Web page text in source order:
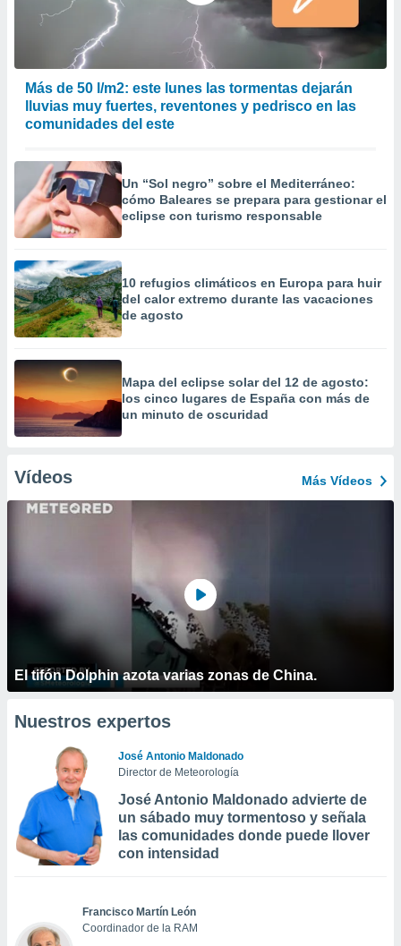
Más de 50 l/m2: este lunes las tormentas dejarán
lluvias muy fuertes, reventones y pedrisco en las
comunidades del este
Un “Sol negro” sobre el Mediterráneo:
cómo Baleares se prepara para gestionar el
eclipse con turismo responsable
10 refugios climáticos en Europa para huir
del calor extremo durante las vacaciones
de agosto
Mapa del eclipse solar del 12 de agosto:
los cinco lugares de España con más de
un minuto de oscuridad
Vídeos Más Vídeos
El tifón Dolphin azota varias zonas de China.
Nuestros expertos
José Antonio Maldonado
Director de Meteorología
José Antonio Maldonado advierte de
un sábado muy tormentoso y señala
las comunidades donde puede llover
con intensidad
Francisco Martín León
Coordinador de la RAM